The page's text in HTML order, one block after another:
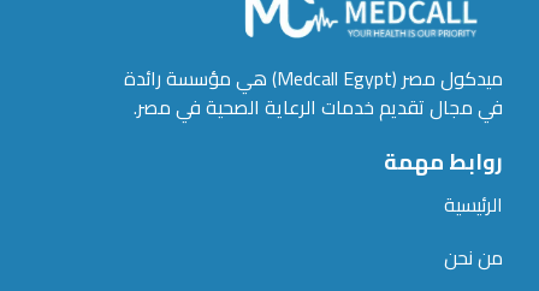
ميدكول مصر (Medcall Egypt) هي مؤسسة رائدة
في مجال تقديم خدمات الرعاية الصحية في مصر.
روابط مهمة
الرئيسية
من نحن